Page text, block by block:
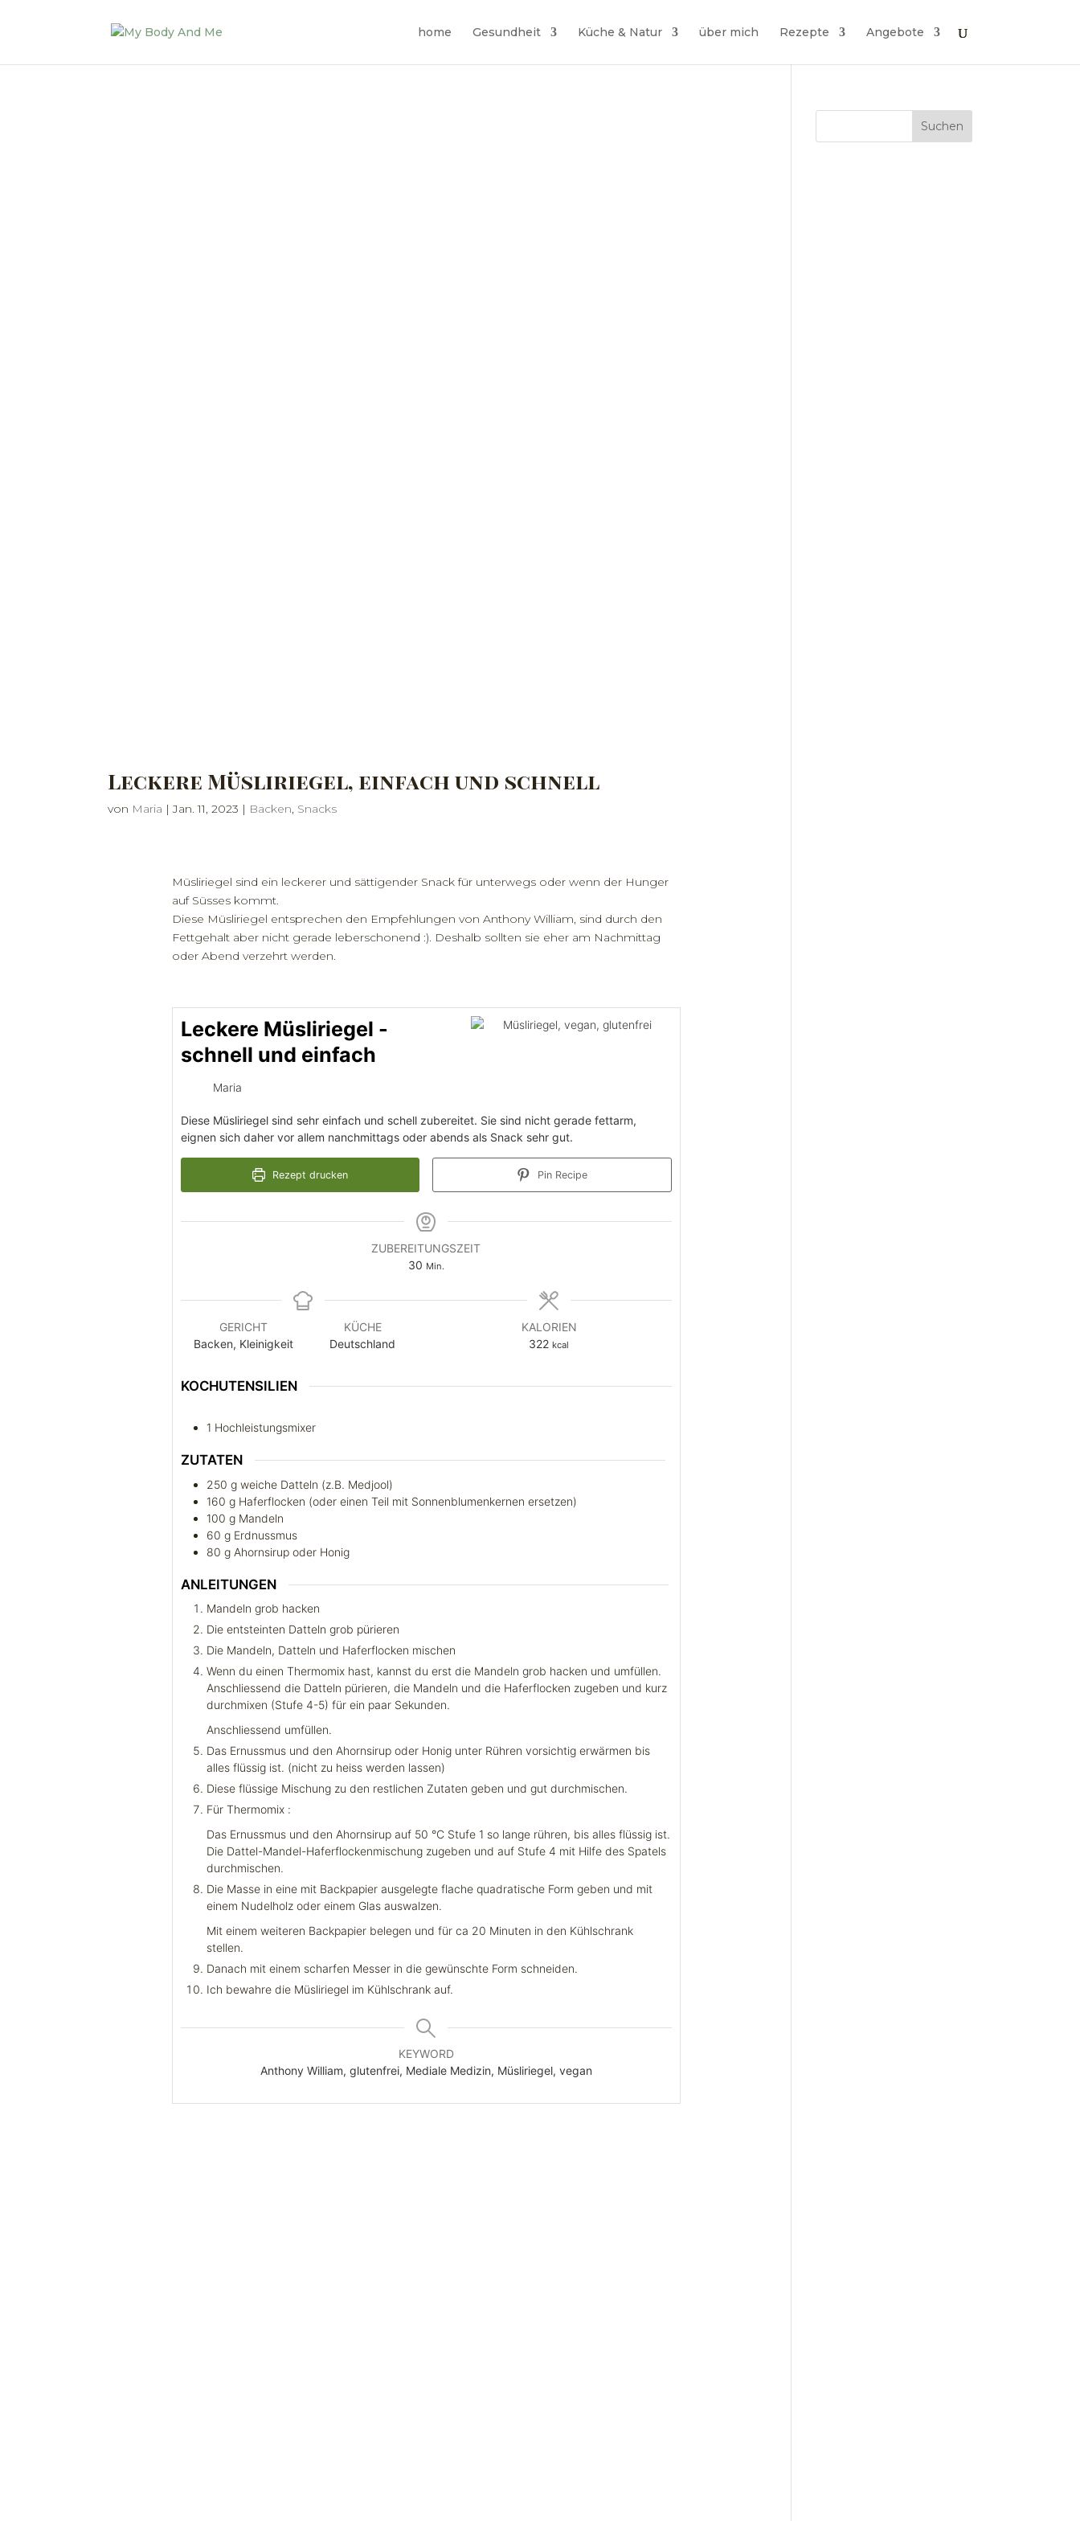
home Gesundheit Küche & Natur über mich Rezepte Angebote
Leckere Müsliriegel, einfach und schnell
von Maria |Jan. 11, 2023 | Backen, Snacks
Müsliriegel sind ein leckerer und sättigender Snack für unterwegs oder wenn der Hunger
auf Süsses kommt.
Diese Müsliriegel entsprechen den Empfehlungen von Anthony William, sind durch den
Fettgehalt aber nicht gerade leberschonend :). Deshalb sollten sie eher am Nachmittag
oder Abend verzehrt werden.
Leckere Müsliriegel -
schnell und einfach
Maria
Diese Müsliriegel sind sehr einfach und schell zubereitet. Sie sind nicht gerade fettarm,
eignen sich daher vor allem nanchmittags oder abends als Snack sehr gut.
Rezept drucken Pin Recipe
ZUBEREITUNGSZEIT
30Minuten
Min.
GERICHT
Backen, Kleinigkeit
KÜCHE
Deutschland
KALORIEN
322 kcal
KOCHUTENSILIEN
1 Hochleistungsmixer
ZUTATEN
250 g weiche Datteln (z.B. Medjool)
160 g Haferflocken (oder einen Teil mit Sonnenblumenkernen ersetzen)
100 g Mandeln
60 g Erdnussmus
80 g Ahornsirup oder Honig
ANLEITUNGEN
Mandeln grob hacken
Die entsteinten Datteln grob pürieren
Die Mandeln, Datteln und Haferflocken mischen
Wenn du einen Thermomix hast, kannst du erst die Mandeln grob hacken und umfüllen.
Anschliessend die Datteln pürieren, die Mandeln und die Haferflocken zugeben und kurz
durchmixen (Stufe 4-5) für ein paar Sekunden.
Anschliessend umfüllen.
Das Ernussmus und den Ahornsirup oder Honig unter Rühren vorsichtig erwärmen bis
alles flüssig ist. (nicht zu heiss werden lassen)
Diese flüssige Mischung zu den restlichen Zutaten geben und gut durchmischen.
Für Thermomix :
Das Ernussmus und den Ahornsirup auf 50 °C Stufe 1 so lange rühren, bis alles flüssig ist.
Die Dattel-Mandel-Haferflockenmischung zugeben und auf Stufe 4 mit Hilfe des Spatels
durchmischen.
Die Masse in eine mit Backpapier ausgelegte flache quadratische Form geben und mit
einem Nudelholz oder einem Glas auswalzen.
Mit einem weiteren Backpapier belegen und für ca 20 Minuten in den Kühlschrank
stellen.
Danach mit einem scharfen Messer in die gewünschte Form schneiden.
Ich bewahre die Müsliriegel im Kühlschrank auf.
KEYWORD
Anthony William, glutenfrei, Mediale Medizin, Müsliriegel, vegan